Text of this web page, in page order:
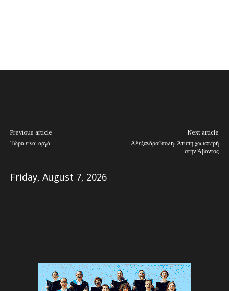
Previous article
Τώρα είναι αργά
Next article
Αλεξανδρούπολη: Άτυπη χωματερή
στην Άβαντος
Friday, August 7, 2026